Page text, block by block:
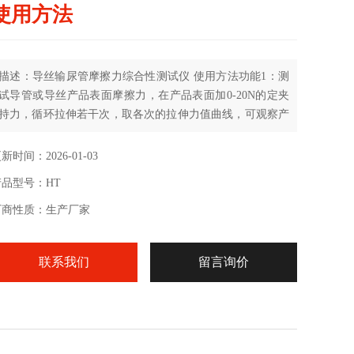
用方法
述：导丝输尿管摩擦力综合性测试仪 使用方法功能1：测
导管或导丝产品表面摩擦力，在产品表面加0-20N的定夹
力，循环拉伸若干次，取各次的拉伸力值曲线，可观察产
时间：2026-01-03
型号：HT
性质：生产厂家
联系我们 留言询价